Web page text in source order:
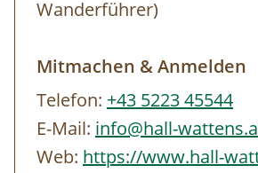
Wanderführer)
Mitmachen & Anmelden
Telefon: +43 5223 45544
E-Mail: info@hall-
Web: